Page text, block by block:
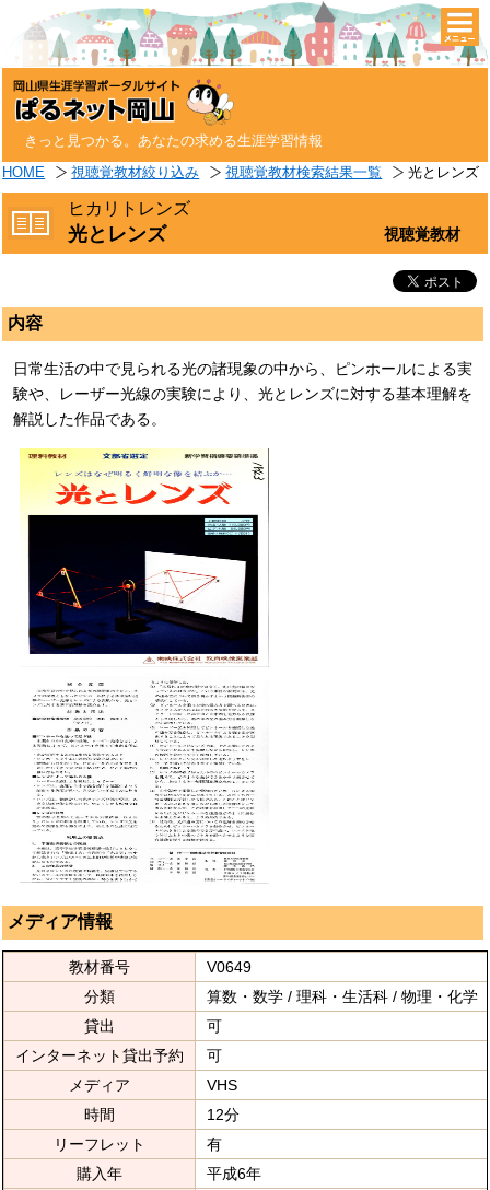
きっと見つかる。あなたの求める生涯学習情報
HOME 視聴覚教材絞り込み 視聴覚教材検索結果一覧 光とレンズ
ヒカリトレンズ
光とレンズ 視聴覚教材
内容
日常生活の中で見られる光の諸現象の中から、ピンホールによる実
験や、レーザー光線の実験により、光とレンズに対する基本理解を
解説した作品である。
メディア情報
教材番号
V0649
分類
算数・数学 / 理科・生活科 / 物理・化学
貸出
可
インターネット貸出予約
可
メディア
VHS
時間
12分
リーフレット
有
購入年
平成6年